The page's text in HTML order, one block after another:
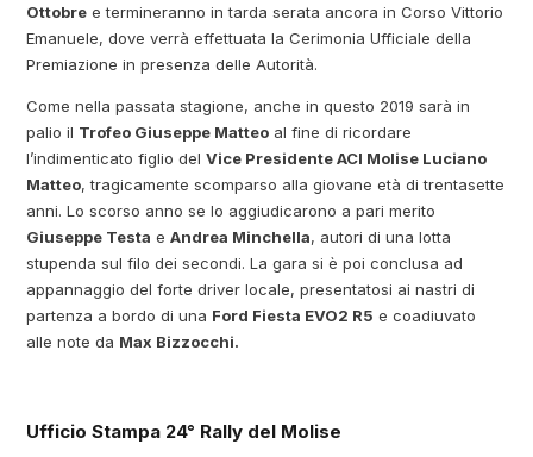
Ottobre e termineranno in tarda serata ancora in Corso Vittorio
Emanuele, dove verrà effettuata la Cerimonia Ufficiale della
Premiazione in presenza delle Autorità.
Come nella passata stagione, anche in questo 2019 sarà in
palio il Trofeo Giuseppe Matteo al fine di ricordare
l’indimenticato figlio delVice Presidente ACI Molise Luciano
Matteo, tragicamente scomparso alla giovane età di trentasette
anni. Lo scorso anno se lo aggiudicarono a pari merito
Giuseppe Testa eAndrea Minchella, autori di una lotta
stupenda sul filo dei secondi. La gara si è poi conclusa ad
appannaggio del forte driver locale, presentatosi ai nastri di
partenza a bordo di una Ford Fiesta EVO2 R5 e coadiuvato
alle note da Max Bizzocchi.
Ufficio Stampa 24° Rally del Molise